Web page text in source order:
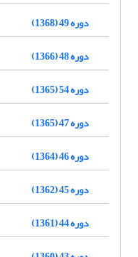
دوره 49 (1368)
دوره 48 (1366)
دوره 54 (1365)
دوره 47 (1365)
دوره 46 (1364)
دوره 45 (1362)
دوره 44 (1361)